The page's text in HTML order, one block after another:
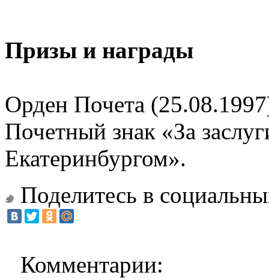
Призы и награды
Орден Почета
Почетный знак «За
Екатеринбургом».
Поделитесь в
Комментарии: